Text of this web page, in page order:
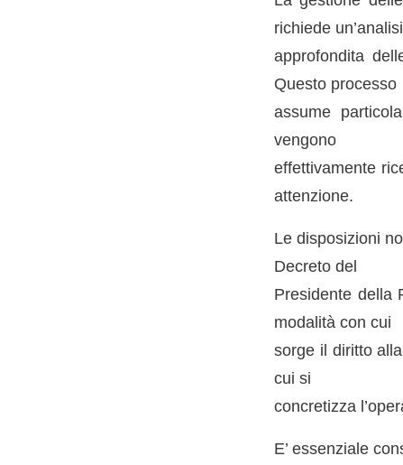
richiede un’analisi
approfondita
Questo processo
assume
vengono
effettivamente
attenzione.
Le disposizioni
Decreto del
Presidente della
modalità con cui
sorge il diritto
cui si
concretizza
E’ essenziale